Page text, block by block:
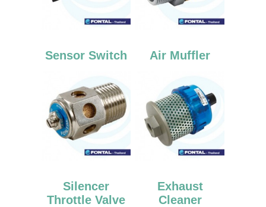
Sensor Switch Air Muffler
Silencer
Throttle Valve
Exhaust
Cleaner